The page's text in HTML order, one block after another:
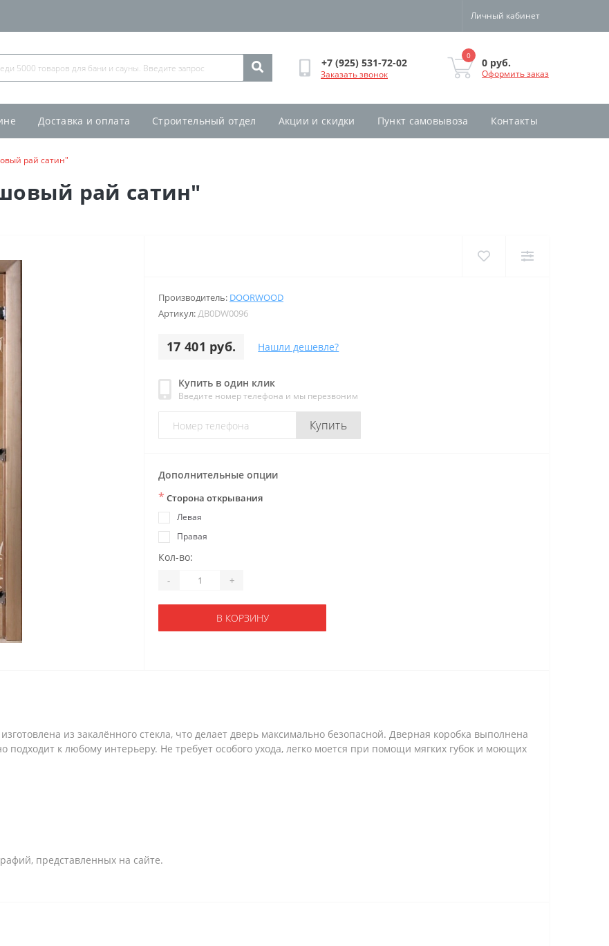
Личный кабинет
+7 (925) 531-72-02
Заказать звонок
0
0 руб.
Оформить заказ
Доставка и оплата Строительный отдел Акции и скидки Пункт самовывоза Контакты
рай сатин"
рай сатин"
Производитель: DOORWOOD
Артикул:ДB0DW0096
17 401 руб. Нашли дешевле?
Купить в один клик
Введите номер телефона и мы перезвоним
Купить
Дополнительные опции
* Сторона открывания
Левая
Правая
Кол-во:
- +
В КОРЗИНУ
из закалённого стекла, что делает дверь максимально безопасной. Дверная коробка выполнена
к любому интерьеру. Не требует особого ухода, легко моется при помощи мягких губок и моющих
представленных на сайте.